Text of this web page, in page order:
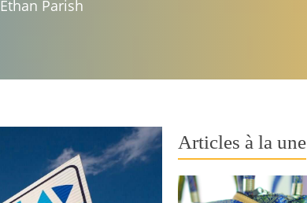
Ethan Parish
Articles à la une